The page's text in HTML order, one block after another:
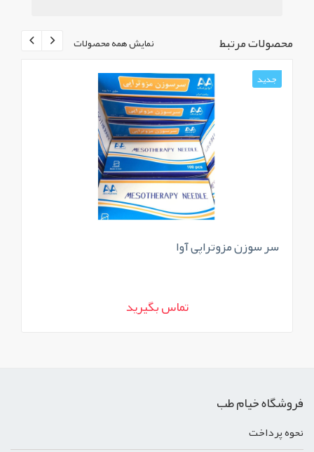
نمایش همه محصولات محصولات مرتبط
جدید
سر سوزن مزوتراپی آوا
تماس بگیرید
فروشگاه خیام طب
نحوه پرداخت